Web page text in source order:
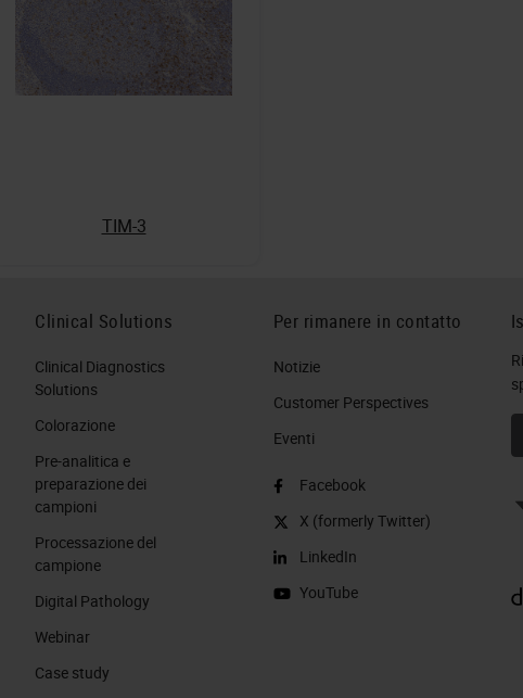
TIM-3
Clinical Solutions
Clinical Diagnostics
Solutions
Colorazione
Pre-analitica e
preparazione dei
campioni
Processazione del
campione
Digital Pathology
Webinar
Case study
Per rimanere in contatto
Notizie
Customer Perspectives​
Eventi
Facebook
X (formerly Twitter)
LinkedIn
YouTube